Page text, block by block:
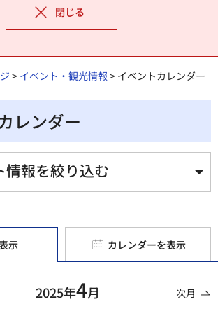
閉じる
> イベント・観光情報 > イベントカレンダー
レンダー
情報を絞り込む
示 カレンダーを表示
2025年4月 次月